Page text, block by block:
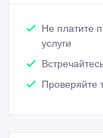
Не платите
услуги
Проверяйте